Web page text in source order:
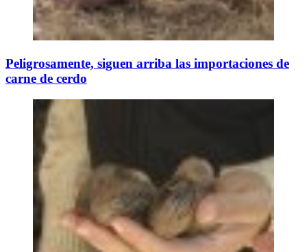
Peligrosamente, siguen arriba las importaciones de
carne de cerdo